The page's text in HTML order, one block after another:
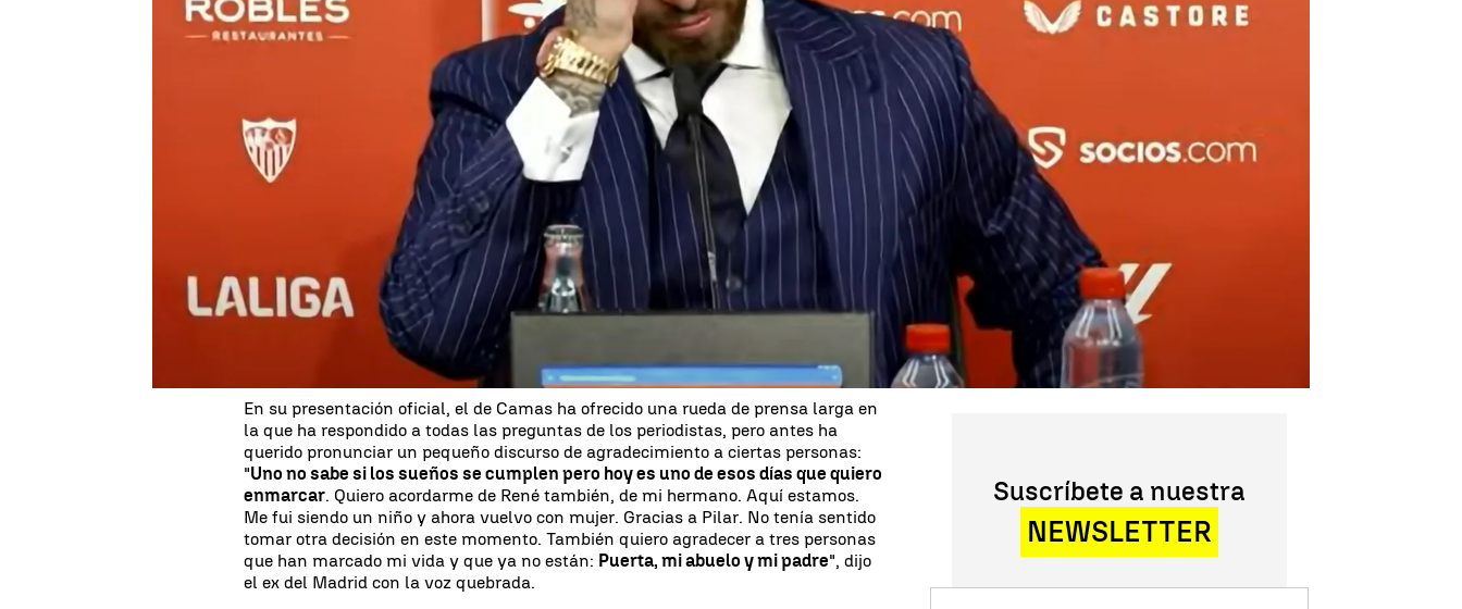
06 de septiembre de 2023, 20:59 WhatsappFacebook
X Linkedin
Los sevillistas ya han podido escuchar las primeras palabras de
su ídolo Sergio
Ramos en la rueda de prensa del estadio Sánchez Pizjuán. Uno de los mejores
defensores de la historiavuelve a su casa 18 años despuésy tras toda una
carrera plagada de éxitos en el Real Madrid.
Ramos se emociona hablando de su familia y de
En su presentación oficial, el de Camas ha ofrecido una rueda de prensa larga en
la que ha respondido a todas las preguntas de los periodistas, pero antes ha
querido pronunciar un pequeño discurso de agradecimiento a ciertas personas:
"Uno no sabe si los sueños se cumplen pero hoy es uno de esos días que quiero
enmarcar. Quiero acordarme de René también, de mi hermano. Aquí estamos.
Me fui siendo un niño y ahora vuelvo con mujer. Gracias a Pilar. No tenía sentido
tomar otra decisión en este momento. También quiero agradecer a tres personas
que han marcado mi vida y que ya no están: Puerta, mi abuelo y mi padre", dijo
el ex del Madrid con la voz quebrada.
Suscríbete a nuestra
NEWSLETTER